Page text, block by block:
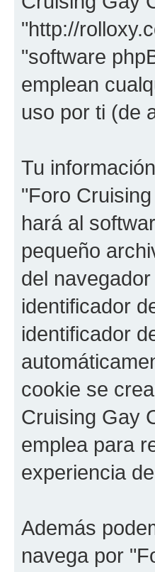
"http://
"software
emplean
uso por ti (de
Tu
"Foro
hará al
pequeño
del
identificador
identificador
cookie se
Cruising Gay
emplea para
experiencia
Además
navega por